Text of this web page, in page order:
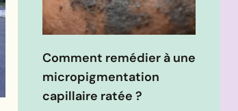
Comment remédier à une
micropigmentation
capillaire ratée ?